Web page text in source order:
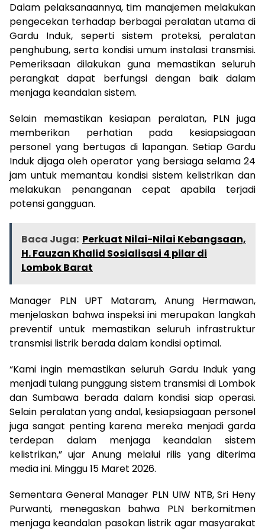
Dalam pelaksanaannya, tim manajemen melakukan
pengecekan terhadap berbagai peralatan utama di
Gardu Induk, seperti sistem proteksi, peralatan
penghubung, serta kondisi umum instalasi transmisi.
Pemeriksaan dilakukan guna memastikan seluruh
perangkat dapat berfungsi dengan baik dalam
menjaga keandalan sistem.
Selain memastikan kesiapan peralatan, PLN juga
memberikan perhatian pada kesiapsiagaan
personel yang bertugas di lapangan. Setiap Gardu
Induk dijaga oleh operator yang bersiaga selama 24
jam untuk memantau kondisi sistem kelistrikan dan
melakukan penanganan cepat apabila terjadi
potensi gangguan.
Baca Juga: Perkuat Nilai-Nilai Kebangsaan,
H. Fauzan Khalid Sosialisasi 4 pilar di
Lombok Barat
Manager PLN UPT Mataram, Anung Hermawan,
menjelaskan bahwa inspeksi ini merupakan langkah
preventif untuk memastikan seluruh infrastruktur
transmisi listrik berada dalam kondisi optimal.
“Kami ingin memastikan seluruh Gardu Induk yang
menjadi tulang punggung sistem transmisi di Lombok
dan Sumbawa berada dalam kondisi siap operasi.
Selain peralatan yang andal, kesiapsiagaan personel
juga sangat penting karena mereka menjadi garda
terdepan dalam menjaga keandalan sistem
kelistrikan,” ujar Anung melalui rilis yang diterima
media ini. Minggu 15 Maret 2026.
Sementara General Manager PLN UIW NTB, Sri Heny
Purwanti, menegaskan bahwa PLN berkomitmen
menjaga keandalan pasokan listrik agar masyarakat